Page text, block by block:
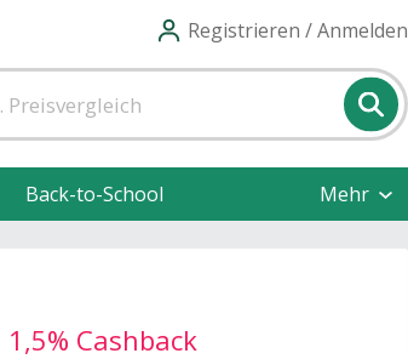
Registrieren / Anmelden
Back-to-School Mehr
1,5% Cashback